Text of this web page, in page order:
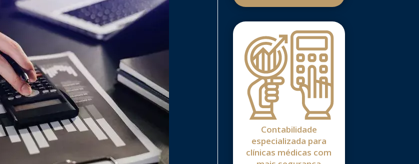
Contabilidade
especializada para
clínicas médicas com